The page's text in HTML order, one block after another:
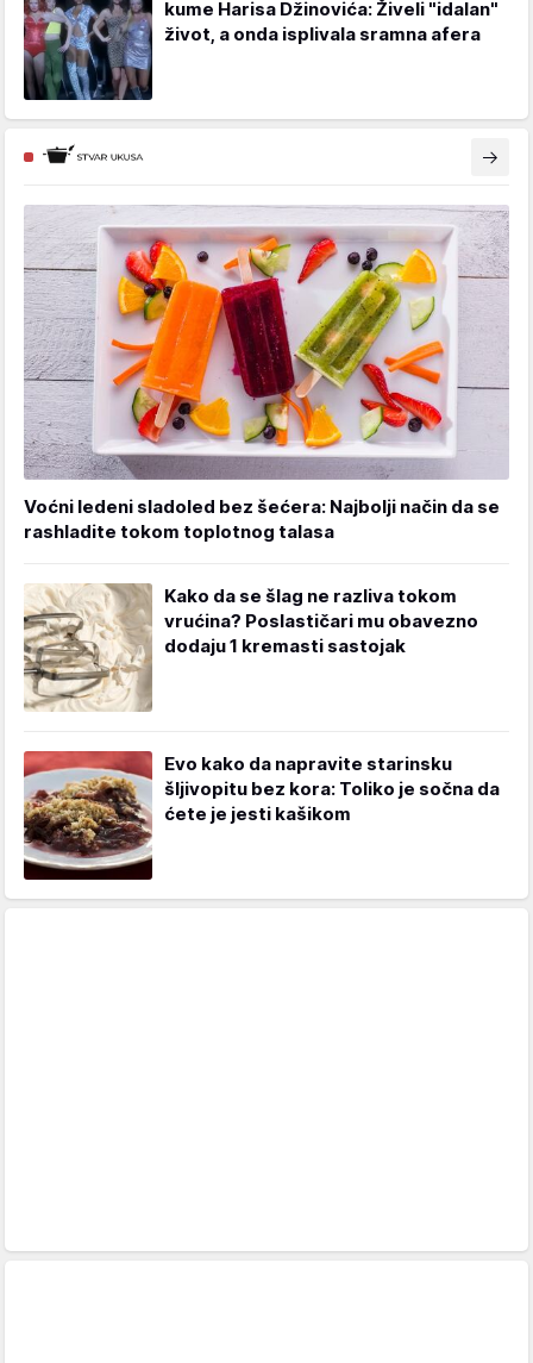
kume Harisa Džinovića: Živeli "idalan"
život, a onda isplivala sramna afera
Voćni ledeni sladoled bez šećera: Najbolji način da se
rashladite tokom toplotnog talasa
Kako da se šlag ne razliva tokom
vrućina? Poslastičari mu obavezno
dodaju 1 kremasti sastojak
Evo kako da napravite starinsku
šljivopitu bez kora: Toliko je sočna da
ćete je jesti kašikom